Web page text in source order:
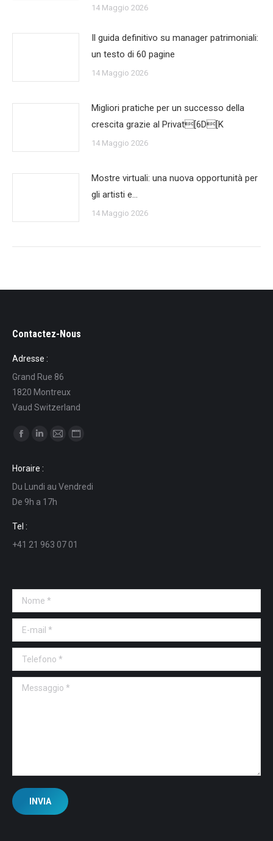
14 Maggio 2026
Il guida definitivo su manager patrimoniali:
un testo di 60 pagine
14 Maggio 2026
Migliori pratiche per un successo della
crescita grazie al Privat[6D[K
14 Maggio 2026
Mostre virtuali: una nuova opportunità per
gli artisti e…
14 Maggio 2026
Contactez-Nous
Adresse :
Grand Rue 86
1820 Montreux
Vaud Switzerland
Ci puoi trovare su:
opens
in
new
window
opens
in
new
in
opens
Horaire :
Du Lundi au Vendredi
De 9h a 17h
Tel :
+41 21 963 07 01
Nome *
E-mail *
Telefono *
Messaggio *
INVIA